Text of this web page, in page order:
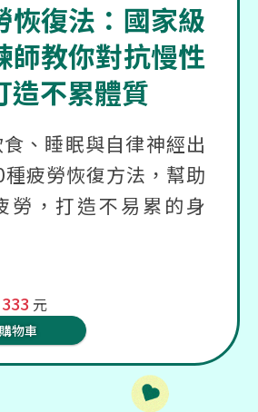
恢復法：國家級
師教你對抗慢性
造不累體質
、睡眠與自律神經出
疲勞恢復方法，幫助
勞，打造不易累的身
333 元
物車